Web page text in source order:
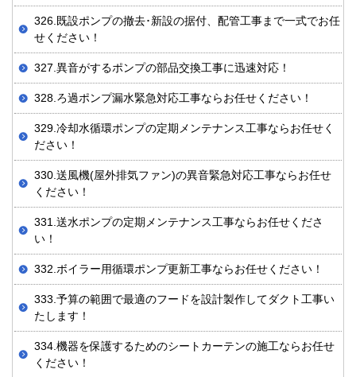
326.既設ポンプの撤去･新設の据付、配管工事まで一式でお任
せください！
327.異音がするポンプの部品交換工事に迅速対応！
328.ろ過ポンプ漏水緊急対応工事ならお任せください！
329.冷却水循環ポンプの定期メンテナンス工事ならお任せく
ださい！
330.送風機(屋外排気ファン)の異音緊急対応工事ならお任せ
ください！
331.送水ポンプの定期メンテナンス工事ならお任せくださ
い！
332.ボイラー用循環ポンプ更新工事ならお任せください！
333.予算の範囲で最適のフードを設計製作してダクト工事い
たします！
334.機器を保護するためのシートカーテンの施工ならお任せ
ください！